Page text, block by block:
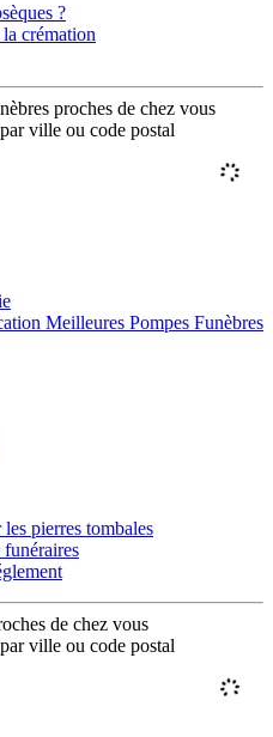
?
crémation
proches de chez vous
ville ou code postal
Meilleures Pompes Funèbres
pierres tombales
de chez vous
ville ou code postal